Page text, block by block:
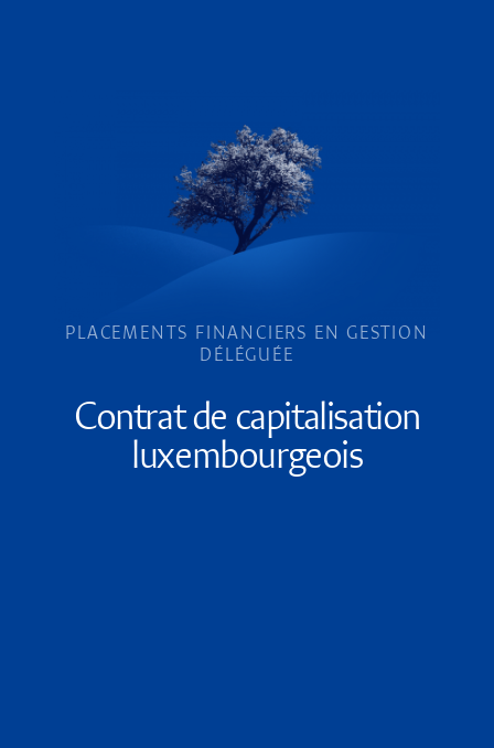
PLACEMENTS FINANCIERS EN GESTION
DÉLÉGUÉE
Contrat de capitalisation
luxembourgeois